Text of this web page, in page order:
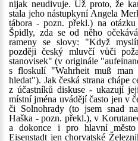
nijak neudivuje. Už proto, že
stala jeho nástupkyní Angela
tábora - pozn. překl.) na otázku
Špidly, zda se od něho
rameny se slovy: "Když
později český mluvčí vůči
stanovisek" (v originále
s floskulí "Wahrheit muß
hledat"). Jak česká strana chápe
z účastníků diskuse - ukazují
místní jména uvádějí často jen v
či Solnohrady (to jsem snad
Haška - pozn. překl.), v
a dokonce i pro hlavní město
Eisenstadt jen chorvatské